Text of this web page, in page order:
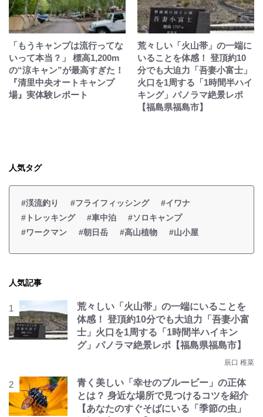
「もうキャンプは流行ってな
いって本当？」 標高1,200m
の“涼キャン”が最高すぎた！
『清里中央オートキャンプ
場』実体験レポート
荒々しい「火山帯」の一端に
いることを体感！ 登頂約10
分でも大迫力「吾妻小富士」
火口を1周する「1時間半ハイ
キング」パノラマ絶景レポ
【福島県福島市】
人気タグ
#渓流釣り #フライフィッシング
#イワナ
#トレッキング
#車中泊
#ソロキャンプ
#ワークマン
#朝日岳 #高山植物 #山小屋
人気記事
荒々しい「火山帯」の一端にいることを
体感！ 登頂約10分でも大迫力「吾妻小富
士」火口を1周する「1時間半ハイキン
グ」パノラマ絶景レポ【福島県福島市】
辰口 稚菜
青く美しい「幸せのブルービー」の正体
とは？ 身近な場所で見つけるコツを紹介
【あなたのすぐそばにいる「季節の虫」